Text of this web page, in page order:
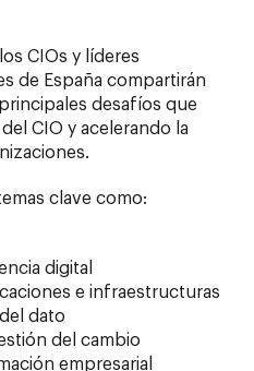
CIOs y líderes
de España compartirán
desafíos que
CIO y acelerando la
clave como:
digital
e infraestructuras
dato
del cambio
empresarial